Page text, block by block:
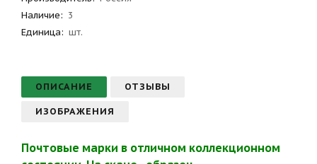
Наличие: 3
Единица: шт.
ОПИСАНИЕ ОТЗЫВЫ
ИЗОБРАЖЕНИЯ
Почтовые марки в отличном коллекционном